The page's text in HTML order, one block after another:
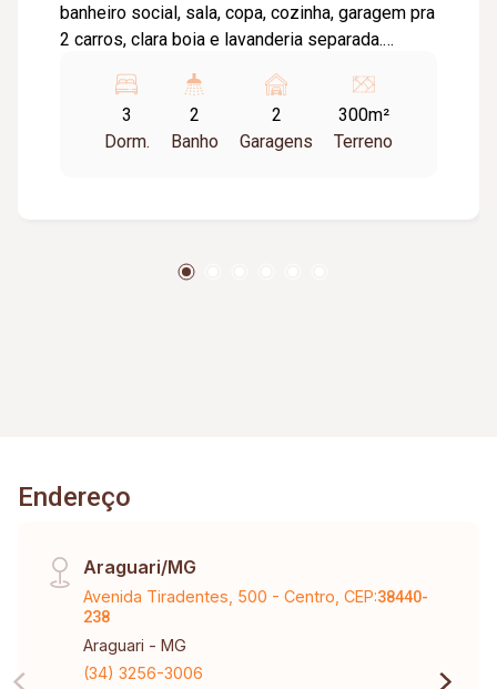
banheiro social, sala, copa, cozinha, garagem pra
2 carros, clara boia e lavanderia separada.
3
Dorm.
2
Banho
2
Garagens
300m²
Terreno
Endereço
Araguari/MG
Avenida Tiradentes, 500 - Centro, CEP:38440-
238
Araguari - MG
(34) 3256-3006